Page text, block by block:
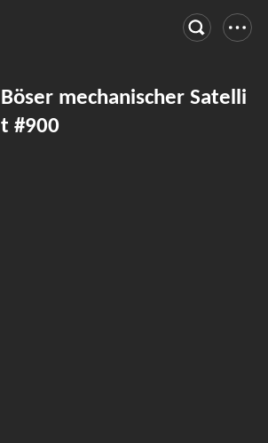
Böser mechanischer Satelli
t #900